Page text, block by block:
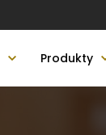
Produkty